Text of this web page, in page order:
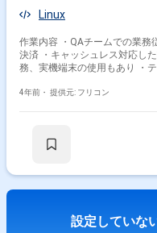
Linux
作業内容 ・QAチームでの業務従事 ・クレジットカードやQRコー
決済 ・キャッシュレス対応した製品のQA対応 ・アプリ制御部分が主業
務、実機端末の使用もあり ・テスト業務（設計/実施）や不具合レポート
4年前・ 提供元: フリコン
設定していな